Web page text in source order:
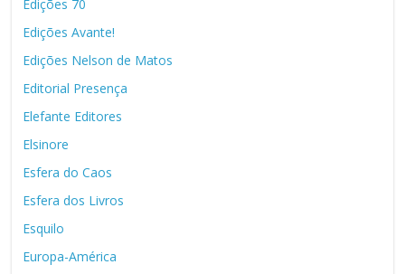
Edições 70
Edições Avante!
Edições Nelson de Matos
Editorial Presença
Elefante Editores
Elsinore
Esfera do Caos
Esfera dos Livros
Esquilo
Europa-América